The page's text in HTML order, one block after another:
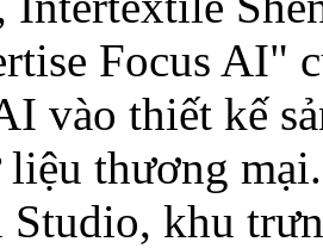
Focus AI"
vào thiết kế
thương
khu